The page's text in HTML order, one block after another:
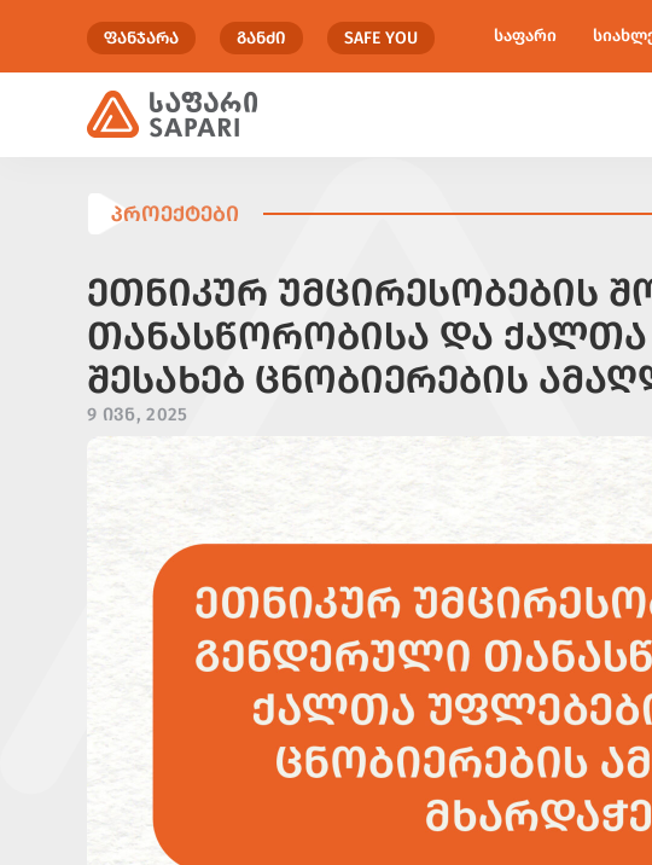
ᲤᲐᲜᲯᲐᲠᲐ ᲒᲐᲜᲫᲘ SAFE YOU საფარი
ᲞᲠᲝᲔᲥᲢᲔᲑᲘ
ᲔᲗᲜᲘᲙᲣᲠ ᲣᲛᲪᲘᲠᲔᲡᲝᲑᲔᲑᲘᲡ
ᲗᲐᲜᲐᲡᲬᲝᲠᲝᲑᲘᲡᲐ ᲓᲐ
ᲨᲔᲡᲐᲮᲔᲑ ᲪᲜᲝᲑᲘᲔᲠᲔᲑᲘᲡ
9 ᲘᲕᲜ, 2025